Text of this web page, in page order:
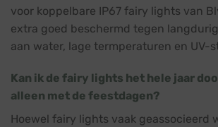
voor koppelbare IP67 fairy lights van
extra goed beschermd tegen
aan water, lage termperaturen en UV-
Kan ik de fairy lights het hele jaar
alleen met de feestdagen?
Hoewel fairy lights vaak geassocieerd